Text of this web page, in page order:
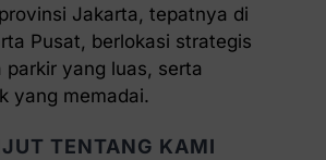
Jakarta, tepatnya di
Pusat, berlokasi strategis
parkir yang luas, serta
yang memadai.
TENTANG KAMI